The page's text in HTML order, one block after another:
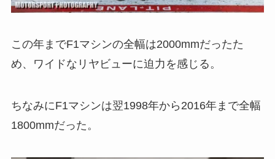
この年までF1マシンの全幅は2000mmだったた
め、ワイドなリヤビューに迫力を感じる。
ちなみにF1マシンは翌1998年から2016年まで全幅
1800mmだった。